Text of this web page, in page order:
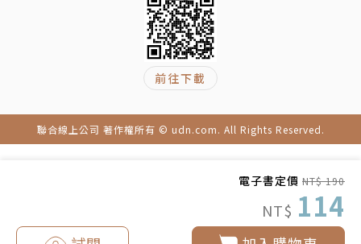
電子書定價 NT$ 190
NT$ 114
前往下載
聯合線上公司 著作權所有 © udn.com. All Rights Reserved.